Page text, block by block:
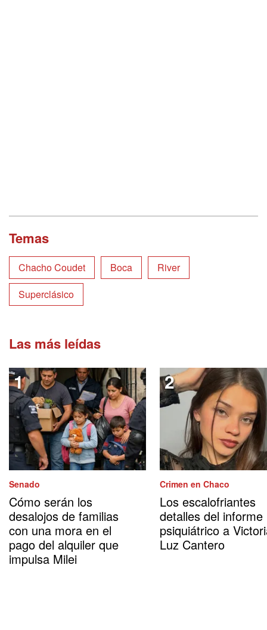
Temas
Chacho Coudet Boca
River
Superclásico
Las más leídas
Senado
Cómo serán los
desalojos de familias
con una mora en el
pago del alquiler que
impulsa Milei
Crimen en Chaco
Los escalofriantes
detalles del informe
psiquiátrico a
Luz Cantero